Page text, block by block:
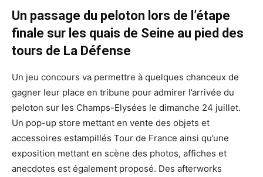
Un passage du peloton lors de l’étape
finale sur les quais de Seine au pied des
tours de La Défense
Un jeu concours va permettre à quelques chanceux de
gagner leur place en tribune pour admirer l’arrivée du
peloton sur les Champs-Elysées le dimanche 24 juillet.
Un pop-up store mettant en vente des objets et
accessoires estampillés Tour de France ainsi qu’une
exposition mettant en scène des photos, affiches et
anecdotes est également proposé. Des afterworks